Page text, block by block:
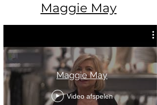
Maggie May
Maggie May
Video afspelen